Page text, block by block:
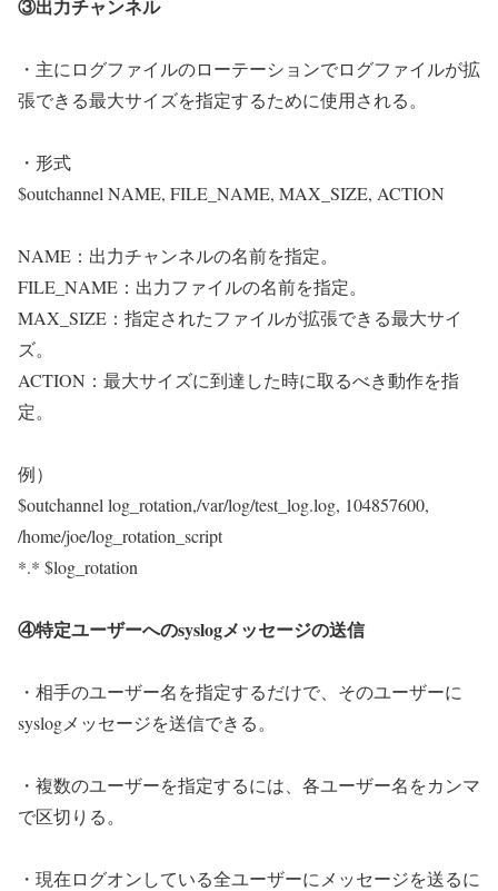
③出力チャンネル
・主にログファイルのローテーションでログファイルが拡
張できる最大サイズを指定するために使用される。
・形式
$outchannel NAME, FILE_NAME, MAX_SIZE, ACTION
NAME：出力チャンネルの名前を指定。
FILE_NAME：出力ファイルの名前を指定。
MAX_SIZE：指定されたファイルが拡張できる最大サイ
ズ。
ACTION：最大サイズに到達した時に取るべき動作を指
定。
例）
$outchannel log_rotation,/var/log/test_log.log, 104857600,
/home/joe/log_rotation_script
*.* $log_rotation
④特定ユーザーへのsyslogメッセージの送信
・相手のユーザー名を指定するだけで、そのユーザーに
syslogメッセージを送信できる。
・複数のユーザーを指定するには、各ユーザー名をカンマ
で区切りる。
・現在ログオンしている全ユーザーにメッセージを送るに